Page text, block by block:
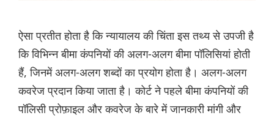
ऐसा प्रतीत होता है कि न्यायालय की चिंता इस तथ्य से उपजी है
कि विभिन्न बीमा कंपनियों की अलग-अलग बीमा पॉलिसियां होती
हैं, जिनमें अलग-अलग शब्दों का प्रयोग होता है। अलग-अलग
कवरेज प्रदान किया जाता है। कोर्ट ने पहले बीमा कंपनियों की
पॉलिसी प्रोफ़ाइल और कवरेज के बारे में जानकारी मांगी और